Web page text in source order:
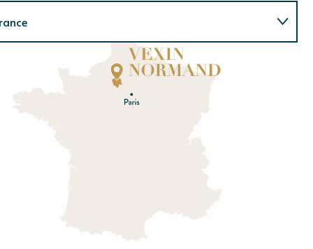
Eu re
rne